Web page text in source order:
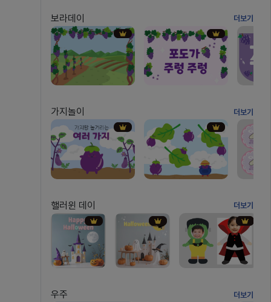
보라데이 더보기
가지놀이 더보기
핼러윈 데이 더보기
우주 더보기